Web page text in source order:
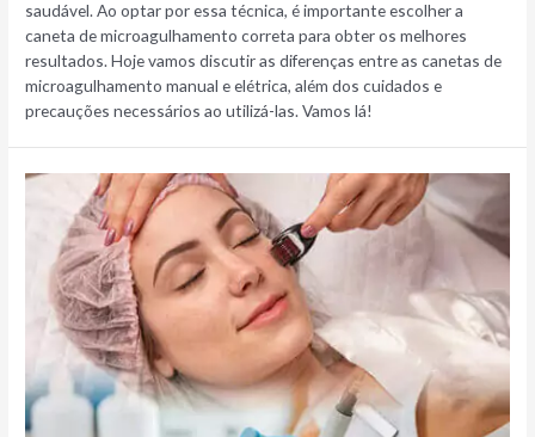
saudável. Ao optar por essa técnica, é importante escolher a
caneta de microagulhamento correta para obter os melhores
resultados. Hoje vamos discutir as diferenças entre as canetas de
microagulhamento manual e elétrica, além dos cuidados e
precauções necessários ao utilizá-las. Vamos lá!